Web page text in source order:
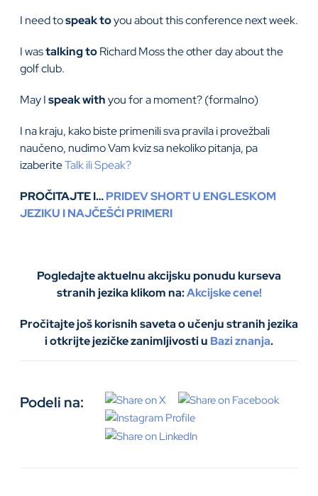
I need tospeak toyou about this conference next week.
I wastalking toRichard Moss the other day about the
golf club.
May Ispeak withyou for a moment? (formalno)
I na kraju, kako biste primenili sva pravila i provežbali
naučeno, nudimo Vam kviz sa nekoliko pitanja, pa
izaberiteTalk ili Speak?
PROČITAJTE I…PRIDEV SHORT U ENGLESKOM
JEZIKU I NAJČEŠĆI PRIMERI
Pogledajte aktuelnu akcijsku ponudu kurseva
stranih jezika klikom na:Akcijske cene!
Pročitajte još korisnih saveta o učenju stranih jezika
i otkrijte jezičke zanimljivosti u Bazi znanja.
Podeli na: